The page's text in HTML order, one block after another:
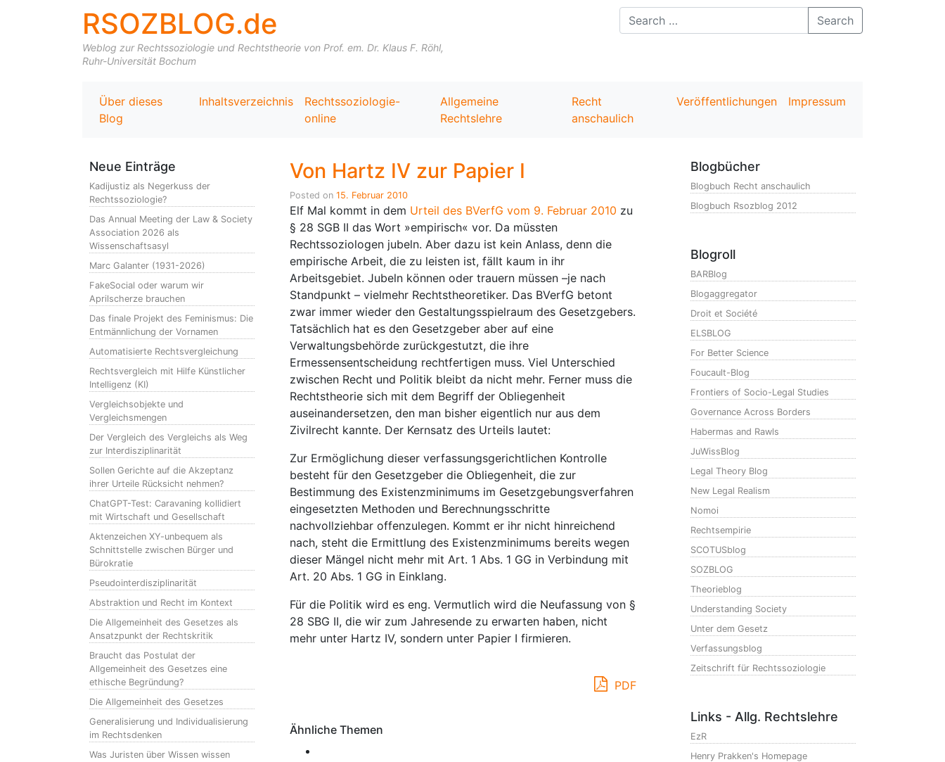
RSOZBLOG.de
Weblog zur Rechtssoziologie und Rechtstheorie von Prof. em. Dr. Klaus F. Röhl,
Ruhr-Universität Bochum
Search
Über dieses
Blog
Inhaltsverzeichnis
Rechtssoziologie-
online
Allgemeine
Rechtslehre
Recht
anschaulich
Veröffentlichungen Impressum
Neue Einträge
Kadijustiz als Negerkuss der
Rechtssoziologie?
Das Annual Meeting der Law & Society
Association 2026 als
Wissenschaftsasyl
Marc Galanter (1931-2026)
FakeSocial oder warum wir
Aprilscherze brauchen
Das finale Projekt des Feminismus: Die
Entmännlichung der Vornamen
Automatisierte Rechtsvergleichung
Rechtsvergleich mit Hilfe Künstlicher
Intelligenz (KI)
Vergleichsobjekte und
Vergleichsmengen
Der Vergleich des Vergleichs als Weg
zur Interdisziplinarität
Sollen Gerichte auf die Akzeptanz
ihrer Urteile Rücksicht nehmen?
ChatGPT-Test: Caravaning kollidiert
mit Wirtschaft und Gesellschaft
Aktenzeichen XY-unbequem als
Schnittstelle zwischen Bürger und
Bürokratie
Pseudointerdisziplinarität
Abstraktion und Recht im Kontext
Die Allgemeinheit des Gesetzes als
Ansatzpunkt der Rechtskritik
Braucht das Postulat der
Allgemeinheit des Gesetzes eine
ethische Begründung?
Die Allgemeinheit des Gesetzes
Generalisierung und Individualisierung
im Rechtsdenken
Was Juristen über Wissen wissen
Von Hartz IV zur Papier I
Posted on 15. Februar 2010
Elf Mal kommt in dem Urteil des BVerfG vom 9. Februar 2010 zu
§ 28 SGB II das Wort »empirisch« vor. Da müssten
Rechtssoziologen jubeln. Aber dazu ist kein Anlass, denn die
empirische Arbeit, die zu leisten ist, fällt kaum in ihr
Arbeitsgebiet. Jubeln können oder trauern müssen –je nach
Standpunkt – vielmehr Rechtstheoretiker. Das BVerfG betont
zwar immer wieder den Gestaltungsspielraum des Gesetzgebers.
Tatsächlich hat es den Gesetzgeber aber auf eine
Verwaltungsbehörde zurückgestutzt, die ihre
Ermessensentscheidung rechtfertigen muss. Viel Unterschied
zwischen Recht und Politik bleibt da nicht mehr. Ferner muss die
Rechtstheorie sich mit dem Begriff der Obliegenheit
auseinandersetzen, den man bisher eigentlich nur aus dem
Zivilrecht kannte. Der Kernsatz des Urteils lautet:
Zur Ermöglichung dieser verfassungsgerichtlichen Kontrolle
besteht für den Gesetzgeber die Obliegenheit, die zur
Bestimmung des Existenzminimums im Gesetzgebungsverfahren
eingesetzten Methoden und Berechnungsschritte
nachvollziehbar offenzulegen. Kommt er ihr nicht hinreichend
nach, steht die Ermittlung des Existenzminimums bereits wegen
dieser Mängel nicht mehr mit Art. 1 Abs. 1 GG in Verbindung mit
Art. 20 Abs. 1 GG in Einklang.
Für die Politik wird es eng. Vermutlich wird die Neufassung von §
28 SBG II, die wir zum Jahresende zu erwarten haben, nicht
mehr unter Hartz IV, sondern unter Papier I firmieren.
PDF
Ähnliche Themen
Blogbücher
Blogbuch Recht anschaulich
Blogbuch Rsozblog 2012
Blogroll
BARBlog
Blogaggregator
Droit et Société
ELSBLOG
For Better Science
Foucault-Blog
Frontiers of Socio-Legal Studies
Governance Across Borders
Habermas and Rawls
JuWissBlog
Legal Theory Blog
New Legal Realism
Nomoi
Rechtsempirie
SCOTUSblog
SOZBLOG
Theorieblog
Understanding Society
Unter dem Gesetz
Verfassungsblog
Zeitschrift für Rechtssoziologie
Links - Allg. Rechtslehre
EzR
Henry Prakken's Homepage